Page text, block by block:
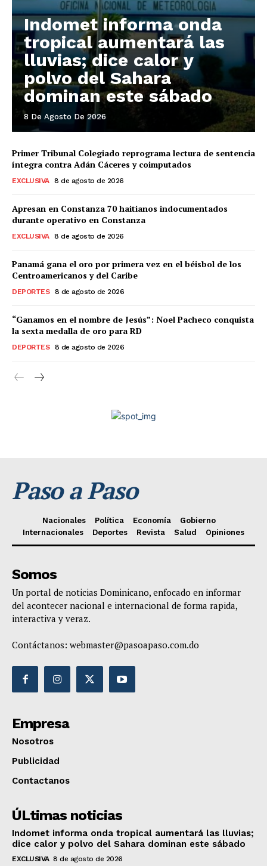
Indomet informa onda
tropical aumentará las
lluvias; dice calor y
polvo del Sahara
dominan este sábado
8 De Agosto De 2026
Primer Tribunal Colegiado reprograma lectura de sentencia
íntegra contra Adán Cáceres y coimputados
EXCLUSIVA 8 de agosto de 2026
Apresan en Constanza 70 haitianos indocumentados
durante operativo en Constanza
EXCLUSIVA 8 de agosto de 2026
Panamá gana el oro por primera vez en el béisbol de los
Centroamericanos y del Caribe
DEPORTES 8 de agosto de 2026
“Ganamos en el nombre de Jesús”: Noel Pacheco conquista
la sexta medalla de oro para RD
DEPORTES 8 de agosto de 2026
Paso a Paso
Nacionales Política Economía
Gobierno
Internacionales
Deportes Revista Salud Opiniones
Somos
Un portal de noticias Dominicano, enfocado en informar
del acontecer nacional e internacional de forma rapida,
interactiva y veraz.
Contáctanos: webmaster@pasoapaso.com.do
Empresa
Nosotros
Publicidad
Contactanos
ÚLtimas noticias
Indomet informa onda tropical aumentará las lluvias;
dice calor y polvo del Sahara dominan este sábado
EXCLUSIVA 8 de agosto de 2026